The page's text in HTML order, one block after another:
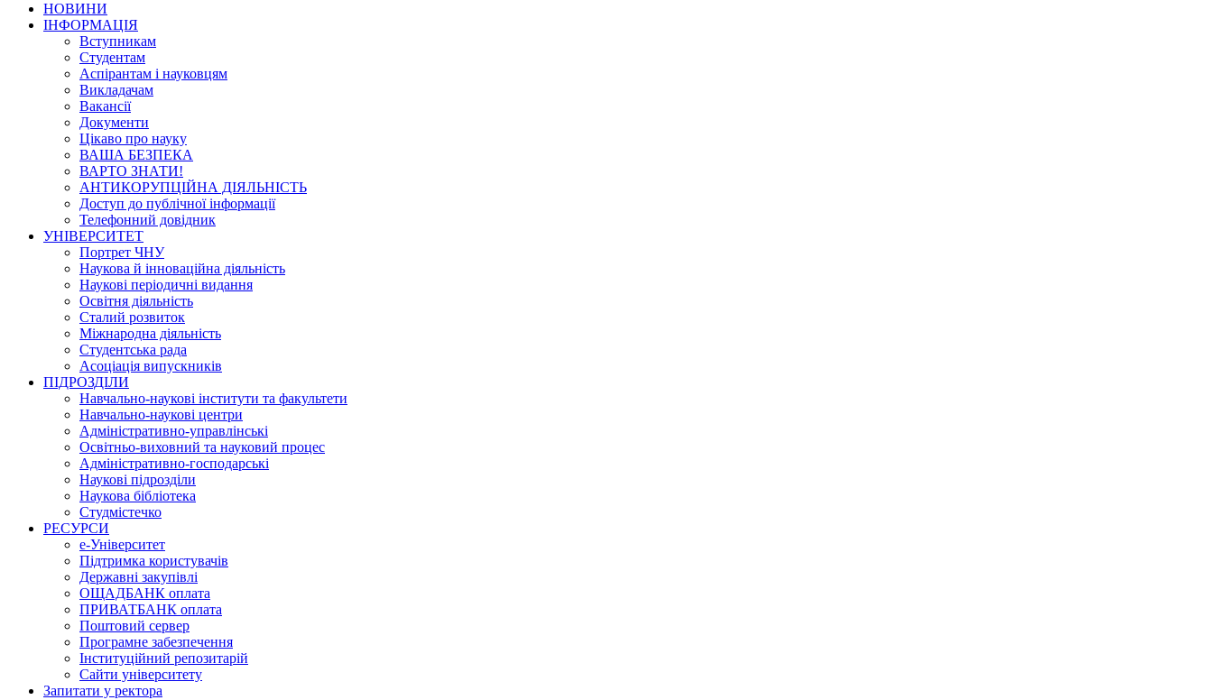
НОВИНИ
ІНФОРМАЦІЯ
Вступникам
Студентам
Аспірантам і науковцям
Викладачам
Вакансії
Документи
Цікаво про науку
ВАША БЕЗПЕКА
ВАРТО ЗНАТИ!
АНТИКОРУПЦІЙНА ДІЯЛЬНІСТЬ
Доступ до публічної інформації
Телефонний довідник
УНІВЕРСИТЕТ
Портрет ЧНУ
Наукова й інноваційна діяльність
Наукові періодичні видання
Освітня діяльність
Сталий розвиток
Міжнародна діяльність
Студентська рада
Асоціація випускників
ПІДРОЗДІЛИ
Навчально-наукові інститути та факультети
Навчально-наукові центри
Адміністративно-управлінські
Освітньо-виховний та науковий процес
Адміністративно-господарські
Наукові підрозділи
Наукова бібліотека
Студмістечко
РЕСУРСИ
е-Університет
Підтримка користувачів
Державні закупівлі
ОЩАДБАНК оплата
ПРИВАТБАНК оплата
Поштовий сервер
Програмне забезпечення
Інституційний репозитарій
Сайти університету
Запитати у ректора